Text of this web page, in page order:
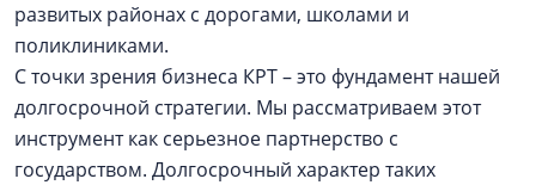
развитых районах с дорогами, школами и
поликлиниками.
С точки зрения бизнеса КРТ – это фундамент нашей
долгосрочной стратегии. Мы рассматриваем этот
инструмент как серьезное партнерство с
государством. Долгосрочный характер таких